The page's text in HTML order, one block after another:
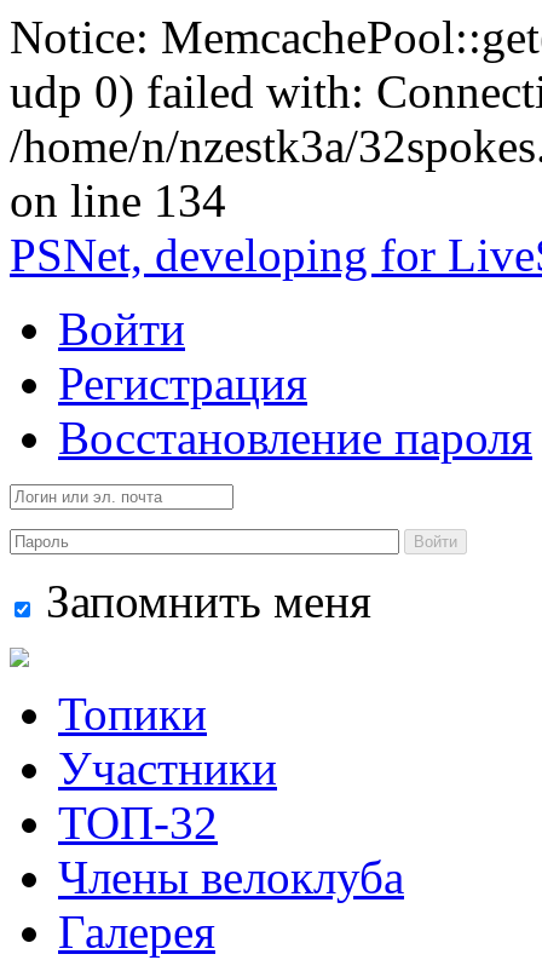
Notice:
udp 0) failed with:
/home/n/nzestk3a/
on line 134
PSNet, developing for
Войти
Регистрация
Восстановление пароля
Войти
Запомнить меня
Топики
Участники
ТОП-32
Члены велоклуба
Галерея